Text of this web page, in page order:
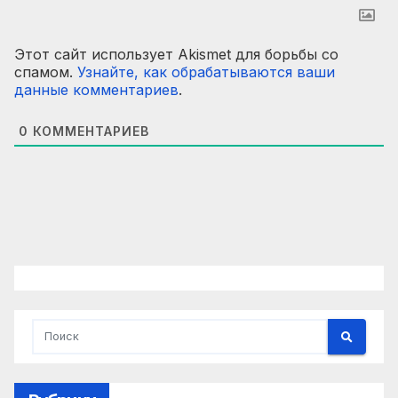
Этот сайт использует Akismet для борьбы со
спамом. Узнайте, как обрабатываются ваши
данные комментариев.
0 КОММЕНТАРИЕВ